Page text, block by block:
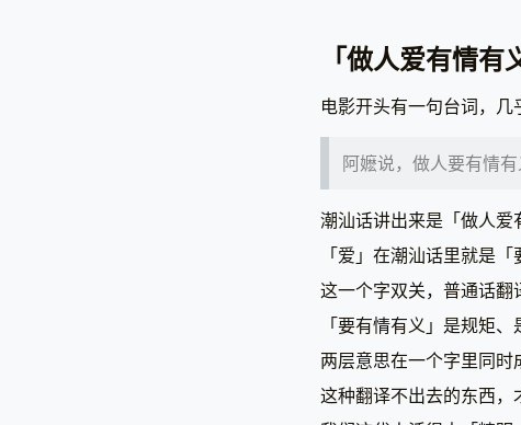
「做人爱有情
电影开头有一句台词，几
阿嬷说，做人要有情
潮汕话讲出来是「做人爱
「爱」在潮汕话里就是
这一个字双关，普通话翻
「要有情有义」是规矩
两层意思在一个字里同时
这种翻译不出去的东西，